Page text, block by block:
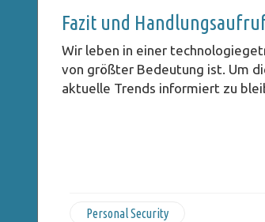
Fazit und
Wir leben in einer
von größter Bedeutung ist. Um
aktuelle Trends informiert zu
Personal Security